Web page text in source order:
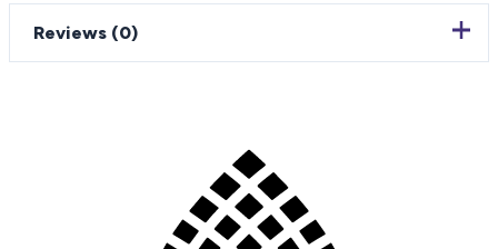
Reviews (0)
There are no reviews yet.
Only logged in customers who have purchased this
product may leave a review.